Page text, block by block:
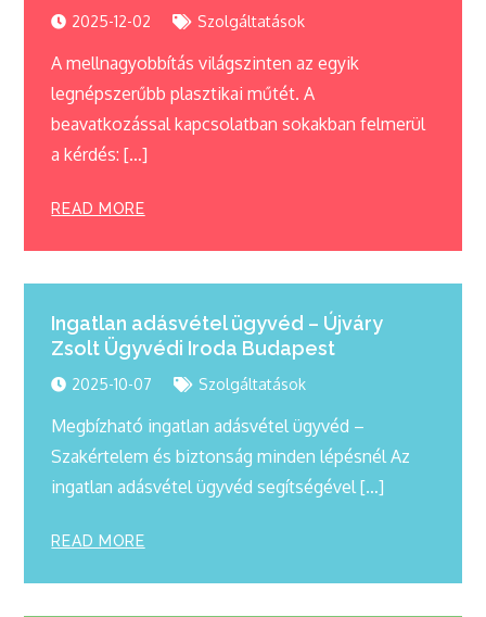
2025-12-02 Szolgáltatások
A mellnagyobbítás világszinten az egyik
legnépszerűbb plasztikai műtét. A
beavatkozással kapcsolatban sokakban felmerül
a kérdés: […]
READ MORE
Ingatlan adásvétel ügyvéd – Újváry
Zsolt Ügyvédi Iroda Budapest
2025-10-07 Szolgáltatások
Megbízható ingatlan adásvétel ügyvéd –
Szakértelem és biztonság minden lépésnél Az
ingatlan adásvétel ügyvéd segítségével […]
READ MORE